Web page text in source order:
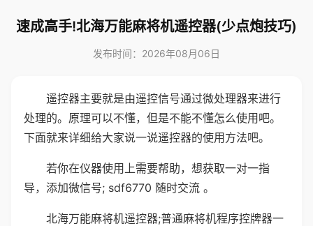
速成高手!北海万能麻将机遥控器(少点炮技巧)
发布时间：2026年08月06日
遥控器主要就是由遥控信号通过微处理器来进行
处理的。原理可以不懂，但是不能不懂怎么使用吧。
下面就来详细给大家说一说遥控器的使用方法吧。
若你在仪器使用上需要帮助，想获取一对一指
导，添加微信号; sdf6770 随时交流 。
北海万能麻将机遥控器;普通麻将机程序控牌器一